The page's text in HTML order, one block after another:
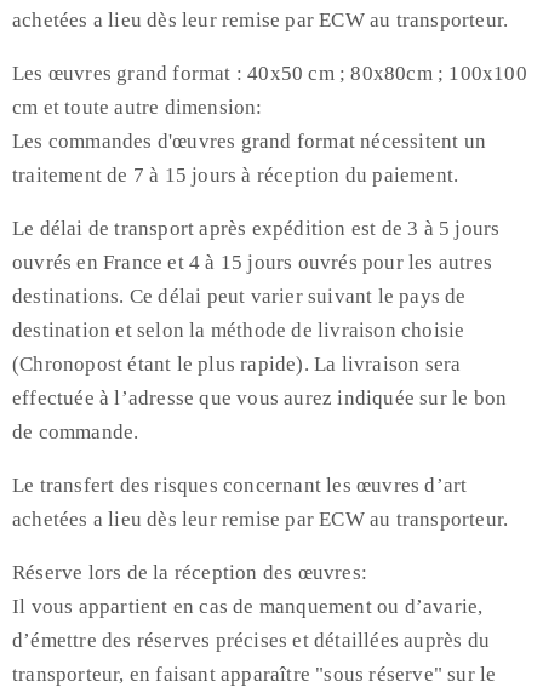
achetées a lieu dès leur remise par ECW au transporteur.
Les œuvres grand format : 40x50 cm ; 80x80cm ; 100x100
cm et toute autre dimension:
Les commandes d'œuvres grand format nécessitent un
traitement de 7 à 15 jours à réception du paiement.
Le délai de transport après expédition est de 3 à 5 jours
ouvrés en France et 4 à 15 jours ouvrés pour les autres
destinations. Ce délai peut varier suivant le pays de
destination et selon la méthode de livraison choisie
(Chronopost étant le plus rapide). La livraison sera
effectuée à l’adresse que vous aurez indiquée sur le bon
de commande.
Le transfert des risques concernant les œuvres d’art
achetées a lieu dès leur remise par ECW au transporteur.
Réserve lors de la réception des œuvres:
Il vous appartient en cas de manquement ou d’avarie,
d’émettre des réserves précises et détaillées auprès du
transporteur, en faisant apparaître "sous réserve" sur le